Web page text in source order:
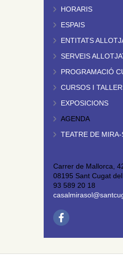
HORARIS
ESPAIS
ENTITATS
SERVEIS
PROGRAMACIÓ
CURSOS I
EXPOSICIONS
AGENDA
TEATRE DE MIRA-
Carrer de Mallorca,
08195 Sant Cugat
93 589 20 18